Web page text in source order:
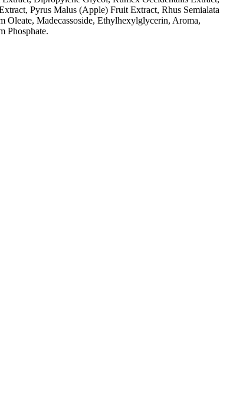
Pyrus Malus (Apple) Fruit Extract, Rhus Semialata
Madecassoside, Ethylhexylglycerin, Aroma,
Phosphate.